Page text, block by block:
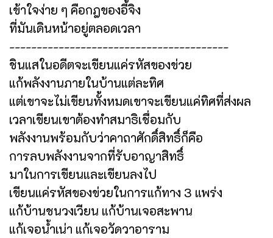
เข้าใจง่าย ๆ คือกฎของอี้จิง
ที่มันเดินหน้าอยู่ตลอดเวลา
----------------------------------------
ชินแสในอดีตจะเขียนแค่รหัสของข่วย
แก้พลังงานภายในบ้านแต่ละทิศ
แต่เขาจะไม่เขียนทั้งหมดเขาจะเขียนแค่ทิศที่ส่งผล
เวลาเขียนเขาต้องทำสมาธิเชื่อมกับ
พลังงานพร้อมกับว่าคาถาศักดิ์สิทธิ์ก็คือ
การลบพลังงานจากที่รับอาญาสิทธิ์
มาในการเขียนและเขียนลงไป
เขียนแค่รหัสของข่วยในการแก้ทาง 3 แพร่ง
แก้บ้านชนวงเวียน แก้บ้านเจอสะพาน
แก้เจอน้ำเน่า แก้เจอวัดวาอาราม